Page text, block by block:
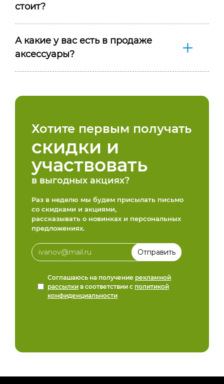
стоит?
А какие у вас есть в продаже
аксессуары?
Хотите первым получать
скидки и
участвовать
в выгодных акциях?
Раз в неделю мы будем присылать письмо
со скидками и акциями,
рассказывать о новинках и персональных
предложениях.
Соглашаюсь на получение рекламной
рассылки в соответствии с политикой
конфиденциальности